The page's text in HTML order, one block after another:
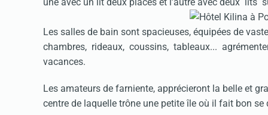
une avec un lit deux places et l’autre avec deux
Les salles de bain sont spacieuses, équipées de
chambres, rideaux, coussins, tableaux...
vacances.
Les amateurs de farniente, apprécieront la belle et
centre de laquelle trône une petite île où il fait bon se